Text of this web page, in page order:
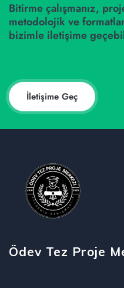
Bitirme çalışmanız,
metodolojik ve
bizimle iletişime
İletişime Geç
Ödev Tez Proje